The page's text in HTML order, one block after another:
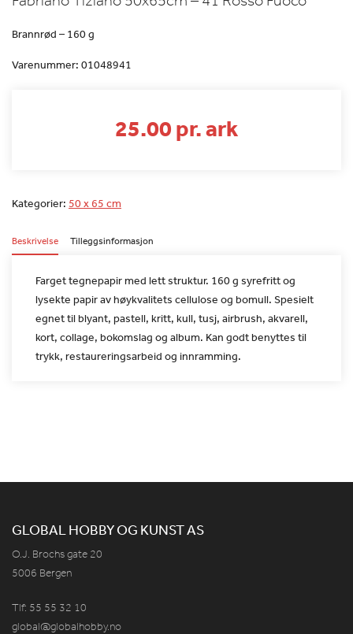
Brannrød – 160 g
Varenummer: 01048941
25.00 pr. ark
Kategorier: 50 x 65 cm
Beskrivelse Tilleggsinformasjon
Farget tegnepapir med lett struktur. 160 g syrefritt og
lysekte papir av høykvalitets cellulose og bomull. Spesielt
egnet tilblyant, pastell, kritt, kull, tusj, airbrush, akvarell,
kort, collage, bokomslag og album. Kan godt benyttes til
trykk, restaureringsarbeid og innramming.
GLOBAL HOBBY OG KUNST AS
O.J. Brochs gate 20
5006 Bergen
Tlf: 55 55 32 10
global@globalhobby.no